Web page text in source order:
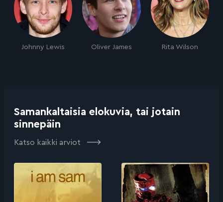
Johnny Lewis Oliver James Rita Wilson
Samankaltaisia elokuvia, tai jotain
sinnepäin
Katso kaikki arviot